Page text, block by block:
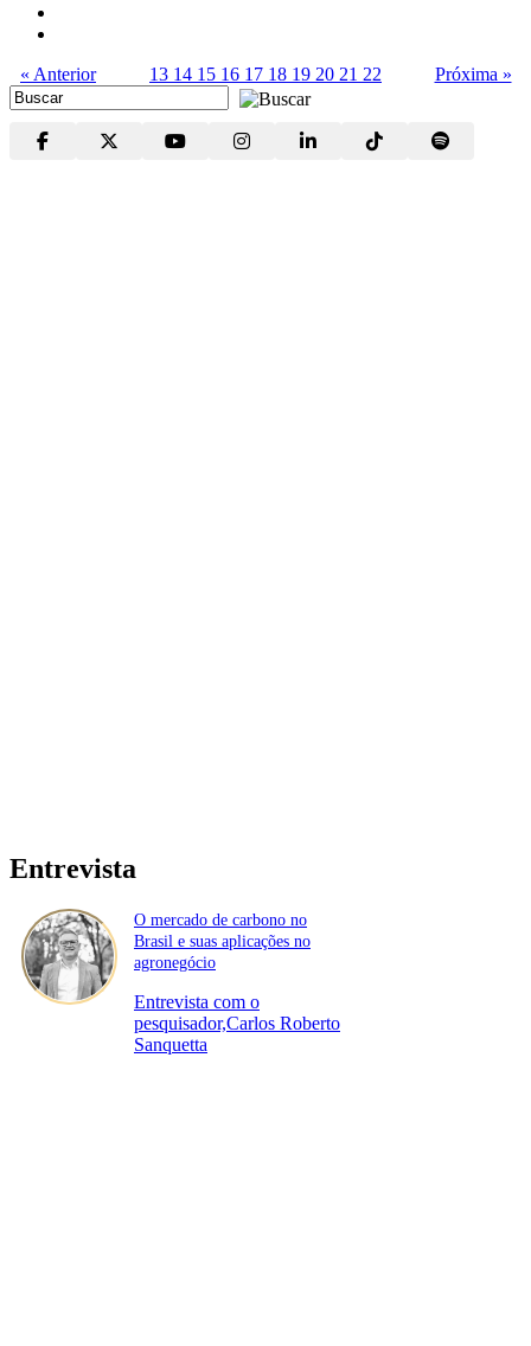
« Anterior 13 14 15 16 17 18 19 20 21 22 Próxima »
Entrevista
O mercado de carbono no
Brasil e suas aplicações no
agronegócio
Entrevista com o
pesquisador,Carlos Roberto
Sanquetta